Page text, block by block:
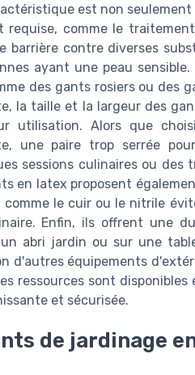
est non
requise, comme le
barrière contre diverses
ayant une peau
des gants rosiers ou des
la taille et la largeur des
utilisation. Alors que
une paire trop serrée
sessions culinaires ou des
en latex proposent
comme le cuir ou le nitrile
Enfin, ils offrent une
abri jardin ou sur une
d'autres équipements
ressources sont
et sécurisée.
de jardinage